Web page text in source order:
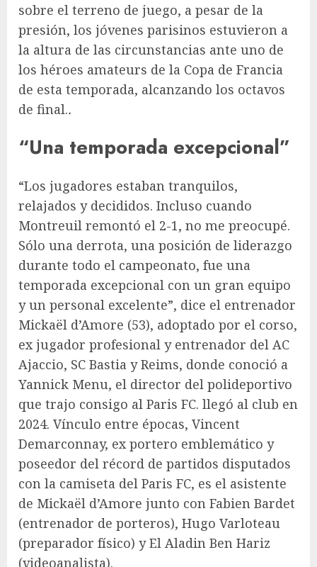
sobre el terreno de juego, a pesar de la
presión, los jóvenes parisinos estuvieron a
la altura de las circunstancias ante uno de
los héroes amateurs de la Copa de Francia
de esta temporada, alcanzando los octavos
de final..
“Una temporada excepcional”
“Los jugadores estaban tranquilos,
relajados y decididos. Incluso cuando
Montreuil remontó el 2-1, no me preocupé.
Sólo una derrota, una posición de liderazgo
durante todo el campeonato, fue una
temporada excepcional con un gran equipo
y un personal excelente”, dice el entrenador
Mickaël d’Amore (53), adoptado por el corso,
ex jugador profesional y entrenador del AC
Ajaccio, SC Bastia y Reims, donde conoció a
Yannick Menu, el director del polideportivo
que trajo consigo al Paris FC. llegó al club en
2024. Vínculo entre épocas, Vincent
Demarconnay, ex portero emblemático y
poseedor del récord de partidos disputados
con la camiseta del Paris FC, es el asistente
de Mickaël d’Amore junto con Fabien Bardet
(entrenador de porteros), Hugo Varloteau
(preparador físico) y El Aladin Ben Hariz
(videoanalista).